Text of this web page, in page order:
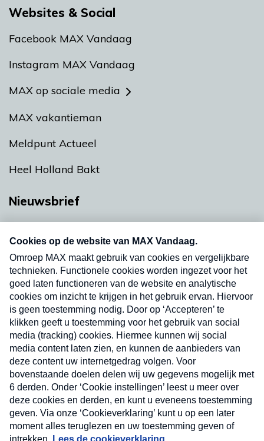
Websites & Social
Facebook MAX Vandaag
Instagram MAX Vandaag
MAX op sociale media
MAX vakantieman
Meldpunt Actueel
Heel Holland Bakt
Nieuwsbrief
Neem hier een gratis abonnement op onze
nieuwsbrief. Elke vrijdag- en dinsdagochtend in
uw mailbox.
Verzend
Nieuwsbrief
Neem hier een gratis abonnement op onze
nieuwsbrief. Elke vrijdag- en dinsdagochtend in uw